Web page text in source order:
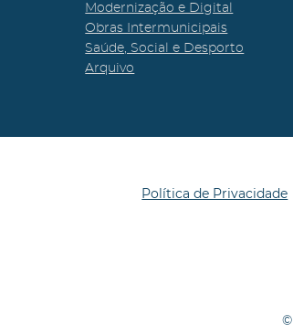
Modernização e Digital
Obras Intermunicipais
Saúde, Social e Desporto
Arquivo
Política de Privacidade
©